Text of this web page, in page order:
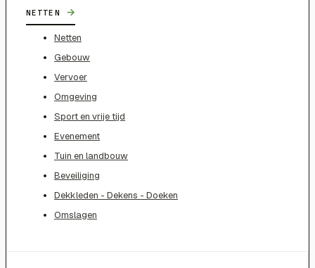
NETTEN →
Netten
Gebouw
Vervoer
Omgeving
Sport en vrije tijd
Evenement
Tuin en landbouw
Beveiliging
Dekkleden - Dekens - Doeken
Omslagen